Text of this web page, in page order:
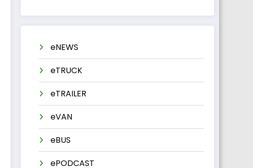
eNEWS
eTRUCK
eTRAILER
eVAN
eBUS
ePODCAST